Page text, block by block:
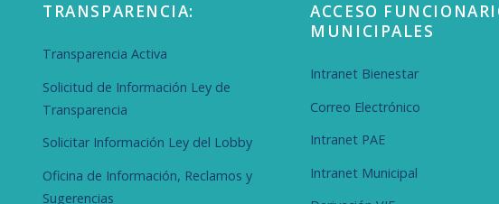
TRANSPARENCIA:
Transparencia Activa
Solicitud de Información Ley de
Transparencia
Solicitar Información Ley del Lobby
Oficina de Información, Reclamos y
Sugerencias
ACCESO
MUNICIPALES
Intranet Bienestar
Correo Electrónico
Intranet PAE
Intranet Municipal